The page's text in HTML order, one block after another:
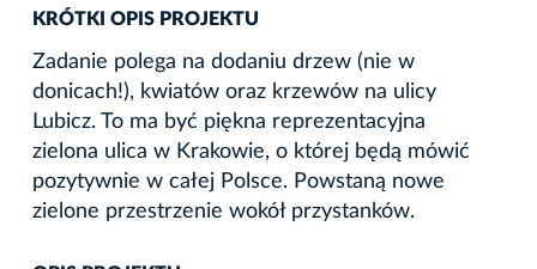
KRÓTKI OPIS PROJEKTU
Zadanie polega na dodaniu drzew (nie w
donicach!), kwiatów oraz krzewów na ulicy
Lubicz. To ma być piękna reprezentacyjna
zielona ulica w Krakowie, o której będą mówić
pozytywnie w całej Polsce. Powstaną nowe
zielone przestrzenie wokół przystanków.